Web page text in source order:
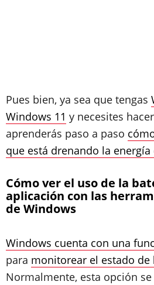
Pues bien, ya sea que tengas
Windows 11 y necesites
aprenderás paso a paso
que está drenando la energía
Cómo ver el uso de la
aplicación con las
de Windows
Windows cuenta con una
para monitorear el estado de
Normalmente, esta opción